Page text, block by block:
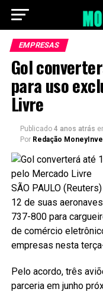
EMPRESAS
Gol
para uso
Livre
Publicado 4 anos atrás
Por Redação
SÃO PAULO
12 de suas
737-800 para
de comércio
empresas nesta
Pelo acordo, três
parceria em junho